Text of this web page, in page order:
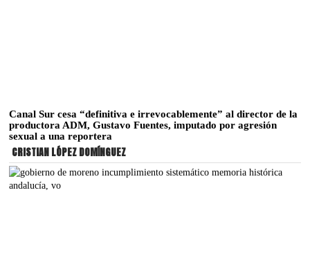
Canal Sur cesa “definitiva e irrevocablemente” al director de la
productora ADM, Gustavo Fuentes, imputado por agresión
sexual a una reportera
CRISTIAN LÓPEZ DOMÍNGUEZ